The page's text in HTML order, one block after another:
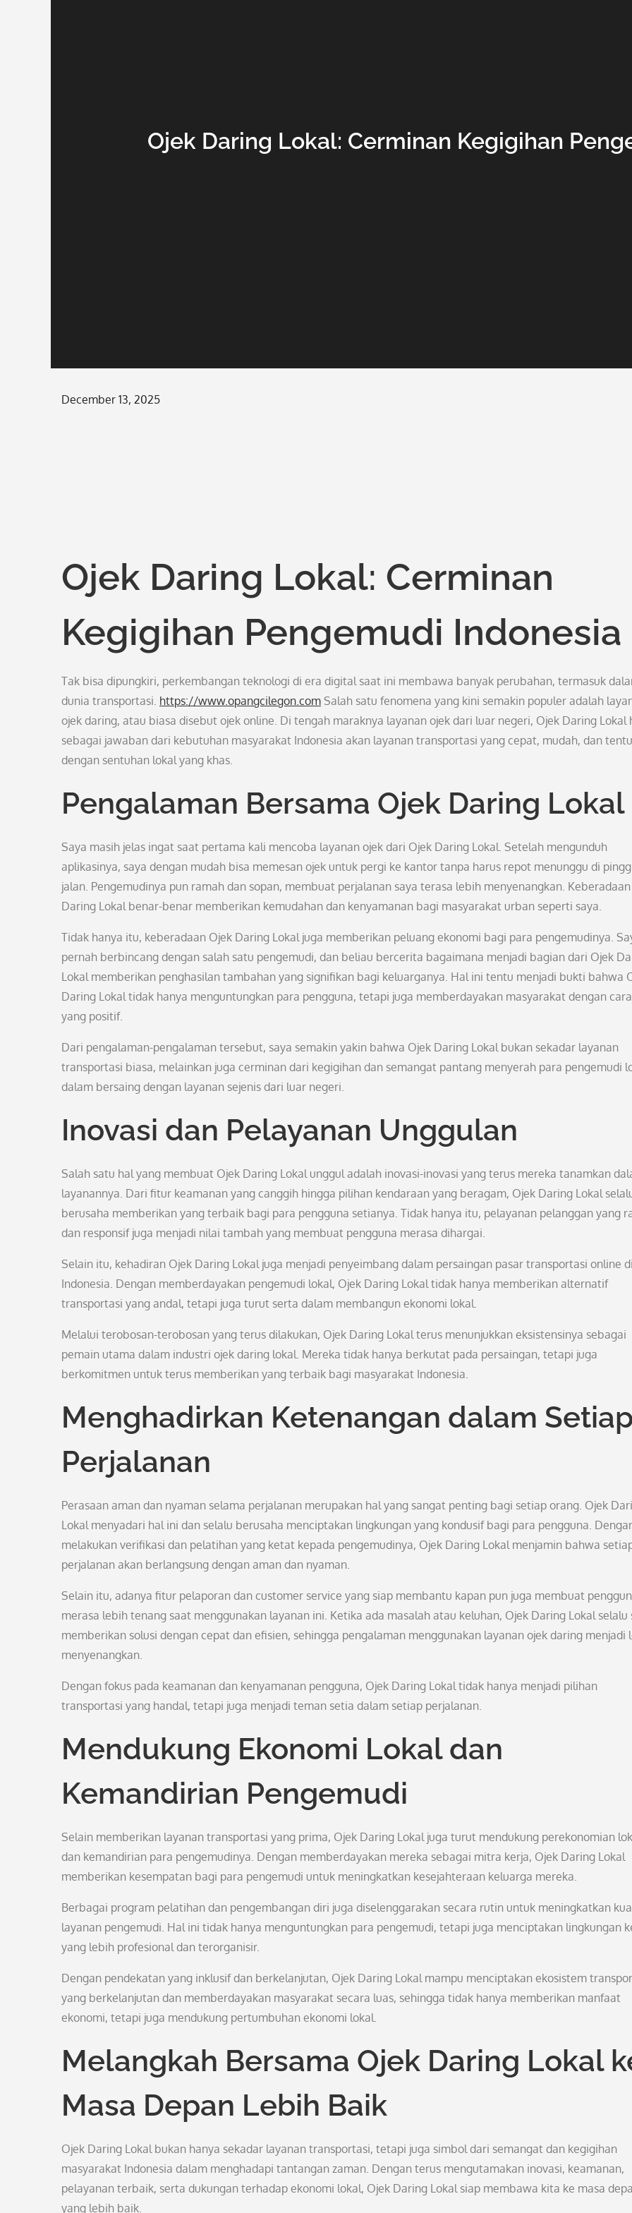
Ojek Daring Lokal: Cerminan Kegigihan
Posted
December 13, 2025
Ojek Daring Lokal: Cerminan
Kegigihan Pengemudi Indonesia
Tak bisa dipungkiri, perkembangan teknologi di era digital saat ini membawa banyak perubahan, termasuk
dunia transportasi. https://www.opangcilegon.com Salah satu fenomena yang kini semakin populer adalah
ojek daring, atau biasa disebut ojek online. Di tengah maraknya layanan ojek dari luar negeri, Ojek Daring Lokal
sebagai jawaban dari kebutuhan masyarakat Indonesia akan layanan transportasi yang cepat, mudah, dan
dengan sentuhan lokal yang khas.
Pengalaman Bersama Ojek Daring Lokal
Saya masih jelas ingat saat pertama kali mencoba layanan ojek dari Ojek Daring Lokal. Setelah mengunduh
aplikasinya, saya dengan mudah bisa memesan ojek untuk pergi ke kantor tanpa harus repot menunggu di
jalan. Pengemudinya pun ramah dan sopan, membuat perjalanan saya terasa lebih menyenangkan.
Daring Lokal benar-benar memberikan kemudahan dan kenyamanan bagi masyarakat urban seperti saya.
Tidak hanya itu, keberadaan Ojek Daring Lokal juga memberikan peluang ekonomi bagi para pengemudinya.
pernah berbincang dengan salah satu pengemudi, dan beliau bercerita bagaimana menjadi bagian dari Ojek
Lokal memberikan penghasilan tambahan yang signifikan bagi keluarganya. Hal ini tentu menjadi bukti bahwa
Daring Lokal tidak hanya menguntungkan para pengguna, tetapi juga memberdayakan masyarakat dengan cara
yang positif.
Dari pengalaman-pengalaman tersebut, saya semakin yakin bahwa Ojek Daring Lokal bukan sekadar layanan
transportasi biasa, melainkan juga cerminan dari kegigihan dan semangat pantang menyerah para pengemudi
dalam bersaing dengan layanan sejenis dari luar negeri.
Inovasi dan Pelayanan Unggulan
Salah satu hal yang membuat Ojek Daring Lokal unggul adalah inovasi-inovasi yang terus mereka tanamkan
layanannya. Dari fitur keamanan yang canggih hingga pilihan kendaraan yang beragam, Ojek Daring Lokal
berusaha memberikan yang terbaik bagi para pengguna setianya. Tidak hanya itu, pelayanan pelanggan yang
dan responsif juga menjadi nilai tambah yang membuat pengguna merasa dihargai.
Selain itu, kehadiran Ojek Daring Lokal juga menjadi penyeimbang dalam persaingan pasar transportasi online di
Indonesia. Dengan memberdayakan pengemudi lokal, Ojek Daring Lokal tidak hanya memberikan alternatif
transportasi yang andal, tetapi juga turut serta dalam membangun ekonomi lokal.
Melalui terobosan-terobosan yang terus dilakukan, Ojek Daring Lokal terus menunjukkan eksistensinya sebagai
pemain utama dalam industri ojek daring lokal. Mereka tidak hanya berkutat pada persaingan, tetapi juga
berkomitmen untuk terus memberikan yang terbaik bagi masyarakat Indonesia.
Menghadirkan Ketenangan dalam Setiap
Perjalanan
Perasaan aman dan nyaman selama perjalanan merupakan hal yang sangat penting bagi setiap orang. Ojek
Lokal menyadari hal ini dan selalu berusaha menciptakan lingkungan yang kondusif bagi para pengguna.
melakukan verifikasi dan pelatihan yang ketat kepada pengemudinya, Ojek Daring Lokal menjamin bahwa
perjalanan akan berlangsung dengan aman dan nyaman.
Selain itu, adanya fitur pelaporan dan customer service yang siap membantu kapan pun juga membuat
merasa lebih tenang saat menggunakan layanan ini. Ketika ada masalah atau keluhan, Ojek Daring Lokal selalu
memberikan solusi dengan cepat dan efisien, sehingga pengalaman menggunakan layanan ojek daring menjadi
menyenangkan.
Dengan fokus pada keamanan dan kenyamanan pengguna, Ojek Daring Lokal tidak hanya menjadi pilihan
transportasi yang handal, tetapi juga menjadi teman setia dalam setiap perjalanan.
Mendukung Ekonomi Lokal dan
Kemandirian Pengemudi
Selain memberikan layanan transportasi yang prima, Ojek Daring Lokal juga turut mendukung perekonomian
dan kemandirian para pengemudinya. Dengan memberdayakan mereka sebagai mitra kerja, Ojek Daring Lokal
memberikan kesempatan bagi para pengemudi untuk meningkatkan kesejahteraan keluarga mereka.
Berbagai program pelatihan dan pengembangan diri juga diselenggarakan secara rutin untuk meningkatkan
layanan pengemudi. Hal ini tidak hanya menguntungkan para pengemudi, tetapi juga menciptakan lingkungan
yang lebih profesional dan terorganisir.
Dengan pendekatan yang inklusif dan berkelanjutan, Ojek Daring Lokal mampu menciptakan ekosistem
yang berkelanjutan dan memberdayakan masyarakat secara luas, sehingga tidak hanya memberikan manfaat
ekonomi, tetapi juga mendukung pertumbuhan ekonomi lokal.
Melangkah Bersama Ojek Daring Lokal
Masa Depan Lebih Baik
Ojek Daring Lokal bukan hanya sekadar layanan transportasi, tetapi juga simbol dari semangat dan kegigihan
masyarakat Indonesia dalam menghadapi tantangan zaman. Dengan terus mengutamakan inovasi, keamanan,
pelayanan terbaik, serta dukungan terhadap ekonomi lokal, Ojek Daring Lokal siap membawa kita ke masa
yang lebih baik.